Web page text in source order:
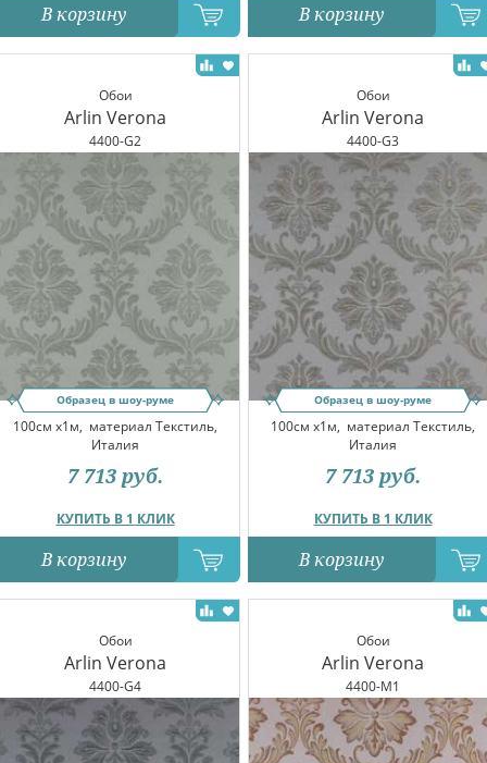
В корзину В корзину
Обои
Arlin Verona
4400-G2
Образец в шоу-руме
100см x1м, материал Текстиль,
Италия
КУПИТЬ В 1 КЛИК
7 713 руб.
В корзину
Обои
Arlin Verona
4400-G3
Образец в шоу-руме
100см x1м, материал Текстиль,
Италия
КУПИТЬ В 1 КЛИК
7 713 руб.
В корзину
Обои
Arlin Verona
4400-G4
Обои
Arlin Verona
4400-M1